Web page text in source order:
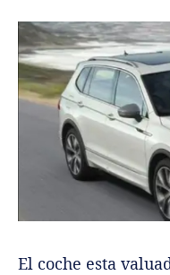
El coche esta